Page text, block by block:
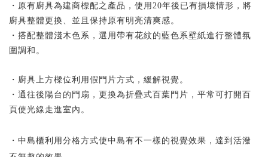
・原有廚具為建商標配之產品，使用20年後已有損壞情形，將
廚具整體更換、並且保持原有明亮清爽感。
・搭配整體淺木色系，選用帶有花紋的藍色系壁紙進行整體氛
圍調和。
・廚具上方樑位利用假門片方式，緩解視覺。
・通往後陽台的門扇，更換為折疊式百葉門片，平常可打開百
頁使光線走進室內。
・中島櫃利用分格方式使中島有不一樣的視覺效果，達到活潑